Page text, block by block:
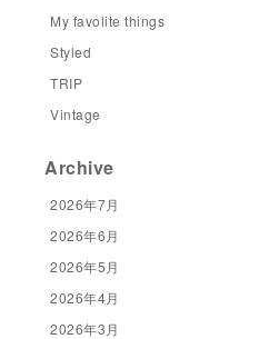
My favolite things
Styled
TRIP
Vintage
Archive
2026年7月
2026年6月
2026年5月
2026年4月
2026年3月